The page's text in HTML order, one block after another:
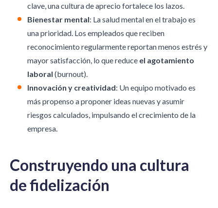
clave, una cultura de aprecio fortalece los lazos.
Bienestar mental: La salud mental en el trabajo es
una prioridad. Los empleados que reciben
reconocimiento regularmente reportan menos estrés y
mayor satisfacción, lo que reduce el agotamiento
laboral (burnout).
Innovación y creatividad: Un equipo motivado es
más propenso a proponer ideas nuevas y asumir
riesgos calculados, impulsando el crecimiento de la
empresa.
Construyendo una cultura
de fidelización